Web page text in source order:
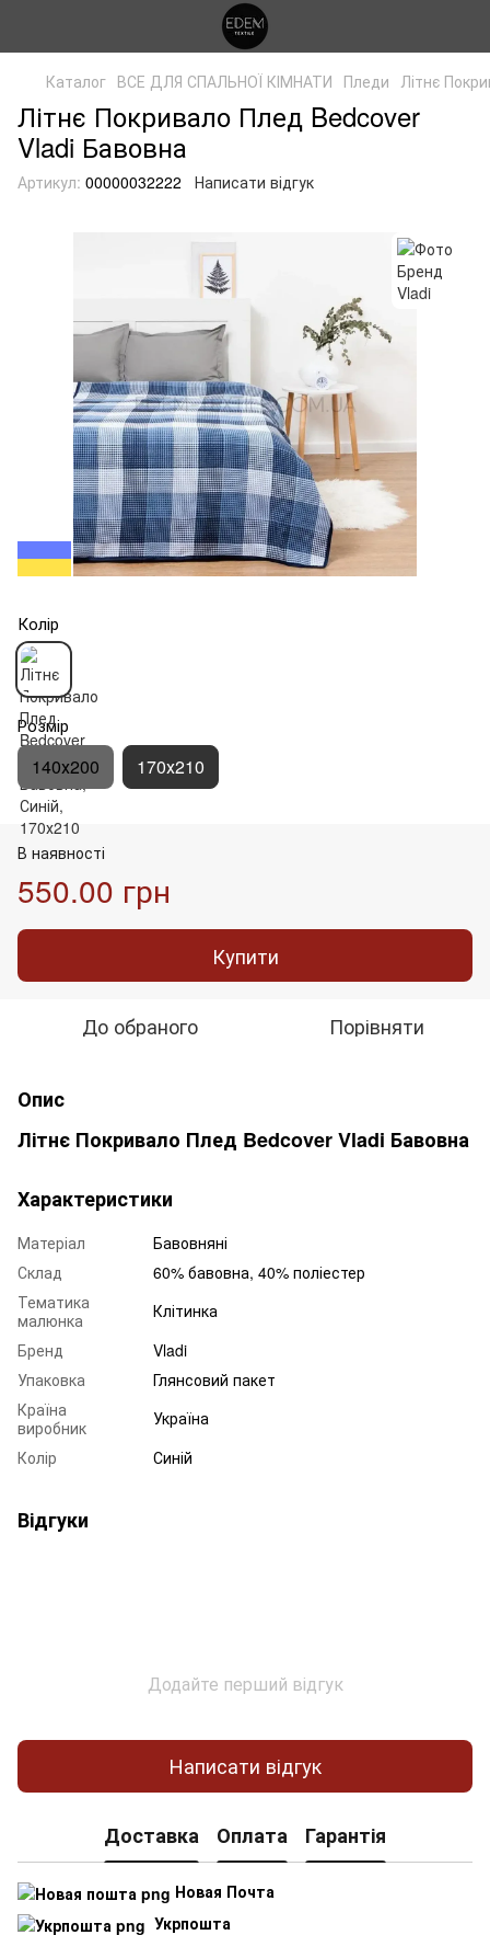
Каталог ВСЕ ДЛЯ СПАЛЬНОЇ КІМНАТИ Пледи Літнє
Літнє Покривало Плед Bedcover
Vladi Бавовна
Артикул: 00000032222 Написати відгук
Колір
Розмір
140х200 170х210
В наявності
550.00 грн
Купити
До обраного Порівняти
Опис
Літнє Покривало Плед Bedcover Vladi Бавовна
Характеристики
Матеріал
Бавовняні
Склад
60% бавовна, 40% поліестер
Тематика
малюнка
Клітинка
Бренд
Vladi
Упаковка
Глянсовий пакет
Країна
виробник
Україна
Колір
Синій
Відгуки
Додайте перший відгук
Написати відгук
Доставка Оплата Гарантія
Новая Почта
Укрпошта